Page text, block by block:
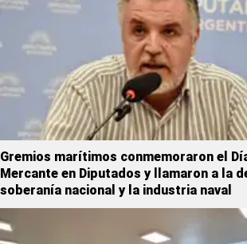
Gremios marítimos conmemoraron el
Mercante en Diputados y llamaron a la
soberanía nacional y la industria naval